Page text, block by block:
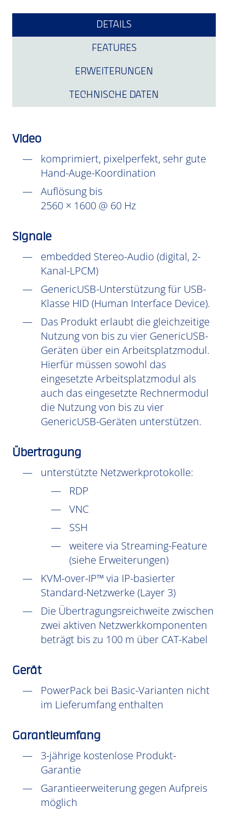
DETAILS
FEATURES
ERWEITERUNGEN
TECHNISCHE DATEN
Video
komprimiert, pixelperfekt, sehr gute
Hand-Auge-Koordination
Auflösung bis
2560 × 1600 @ 60 Hz
Signale
embedded Stereo-Audio (digital, 2-
Kanal-LPCM)
GenericUSB-Unterstützung für USB-
Klasse HID (Human Interface Device).
Das Produkt erlaubt die gleichzeitige
Nutzung von bis zu vier GenericUSB-
Geräten über ein Arbeitsplatzmodul.
Hierfür müssen sowohl das
eingesetzte Arbeitsplatzmodul als
auch das eingesetzte Rechnermodul
die Nutzung von bis zu vier
GenericUSB-Geräten unterstützen.
Übertragung
unterstützte Netzwerkprotokolle:
RDP
VNC
SSH
weitere via Streaming-Feature
(siehe Erweiterungen)
KVM-over-IP™ via IP-basierter
Standard-Netzwerke (Layer 3)
Die Übertragungsreichweite zwischen
zwei aktiven Netzwerkkomponenten
beträgt bis zu 100 m über CAT-Kabel
Gerät
PowerPack bei Basic-Varianten nicht
im Lieferumfang enthalten
Garantieumfang
3-jährige kostenlose Produkt-
Garantie
Garantieerweiterung gegen Aufpreis
möglich